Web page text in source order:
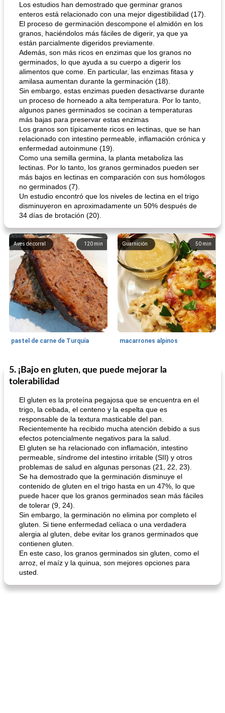
Los estudios han demostrado que germinar granos
enteros está relacionado con una mejor digestibilidad (17).
El proceso de germinación descompone el almidón en los
granos, haciéndolos más fáciles de digerir, ya que ya
están parcialmente digeridos previamente.
Además, son más ricos en enzimas que los granos no
germinados, lo que ayuda a su cuerpo a digerir los
alimentos que come. En particular, las enzimas fitasa y
amilasa aumentan durante la germinación (18).
Sin embargo, estas enzimas pueden desactivarse durante
un proceso de horneado a alta temperatura. Por lo tanto,
algunos panes germinados se cocinan a temperaturas
más bajas para preservar estas enzimas
Los granos son típicamente ricos en lectinas, que se han
relacionado con intestino permeable, inflamación crónica y
enfermedad autoinmune (19).
Como una semilla germina, la planta metaboliza las
lectinas. Por lo tanto, los granos germinados pueden ser
más bajos en lectinas en comparación con sus homólogos
no germinados (7).
Un estudio encontró que los niveles de lectina en el trigo
disminuyeron en aproximadamente un 50% después de
34 días de brotación (20).
120 min
Aves de corral
pastel de carne de Turquía
50 min
Guarnición
macarrones alpinos
215min
Cocina del mundo
mochi fácil
Arroz blanco
Salsa de salchicha picante
5. ¡Bajo en gluten, que puede mejorar la
tolerabilidad
El gluten es la proteína pegajosa que se encuentra en el
trigo, la cebada, el centeno y la espelta que es
responsable de la textura masticable del pan.
Recientemente ha recibido mucha atención debido a sus
efectos potencialmente negativos para la salud.
El gluten se ha relacionado con inflamación, intestino
permeable, síndrome del intestino irritable (SII) y otros
problemas de salud en algunas personas (21, 22, 23).
Se ha demostrado que la germinación disminuye el
contenido de gluten en el trigo hasta en un 47%, lo que
puede hacer que los granos germinados sean más fáciles
de tolerar (9, 24).
Sin embargo, la germinación no elimina por completo el
gluten. Si tiene enfermedad celíaca o una verdadera
alergia al gluten, debe evitar los granos germinados que
contienen gluten.
En este caso, los granos germinados sin gluten, como el
arroz, el maíz y la quinua, son mejores opciones para
usted.